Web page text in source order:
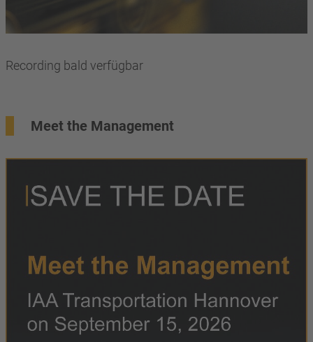
Recording bald verfügbar
Meet the Management